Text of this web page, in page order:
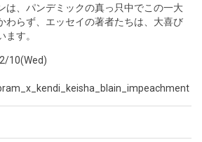
は、パンデミックの真っ只中でこの一大
わらず、エッセイの著者たちは、大喜び
す。
10(Wed)